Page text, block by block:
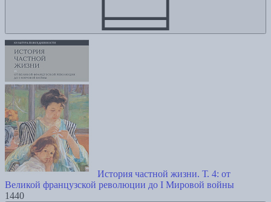
История частной жизни. Т. 4: от
Великой французской революции до I Мировой войны
1440